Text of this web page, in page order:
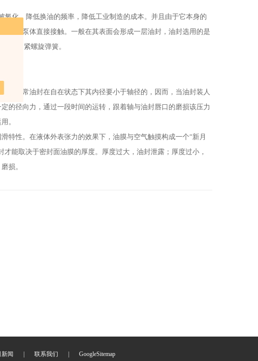
化，降低换油的频率，降低工业制造的成本。并且由于它本身的
分与泵体直接接触。一般在其表面会形成一层油封，油封选用的是
和自紧螺旋弹簧。
通常油封在自在状态下其内径要小于轴径的，因而，当油封装人
的径向力，通过一段时间的运转，跟着轴与油封唇口的磨损该压力
。
性。在液体外表张力的效果下，油膜与空气触摸构成一个“新月
能取决于密封面油膜的厚度。厚度过大，油封泄露；厚度过小，
损。
闻 联系我们 GoogleSitemap